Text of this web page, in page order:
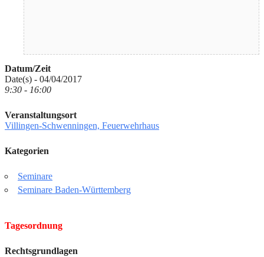
Datum/Zeit
Date(s) - 04/04/2017
9:30 - 16:00
Veranstaltungsort
Villingen-Schwenningen, Feuerwehrhaus
Kategorien
Seminare
Seminare Baden-Württemberg
Tagesordnung
Rechtsgrundlagen